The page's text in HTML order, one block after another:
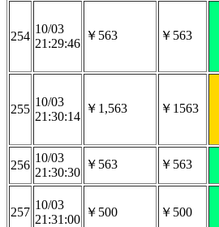
254
10/03
21:29:46
￥563 ￥563
255
10/03
21:30:14
￥1,563 ￥1563
256
10/03
21:30:30
￥563 ￥563
257
10/03
21:31:00
￥500 ￥500